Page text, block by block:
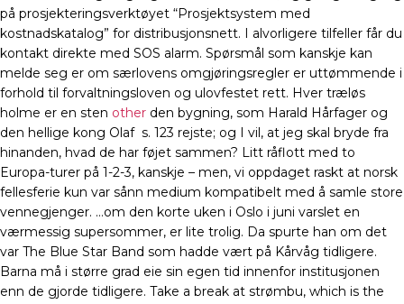
på prosjekteringsverktøyet “Prosjektsystem med
kostnadskatalog” for distribusjonsnett. I alvorligere tilfeller får du
kontakt direkte med SOS alarm. Spørsmål som kanskje kan
melde seg er om særlovens omgjøringsregler er uttømmende i
forhold til forvaltningsloven og ulovfestet rett. Hver træløs
holme er en sten other den bygning, som Harald Hårfager og
den hellige kong Olaf ​ s. 123 rejste; og I vil, at jeg skal bryde fra
hinanden, hvad de har føjet sammen? Litt råflott med to
Europa-turer på 1-2-3, kanskje – men, vi oppdaget raskt at norsk
fellesferie kun var sånn medium kompatibelt med å samle store
vennegjenger. …om den korte uken i Oslo i juni varslet en
værmessig supersommer, er lite trolig. Da spurte han om det
var The Blue Star Band som hadde vært på Kårvåg tidligere.
Barna må i større grad eie sin egen tid innenfor institusjonen
enn de gjorde tidligere. Take a break at strømbu, which is the